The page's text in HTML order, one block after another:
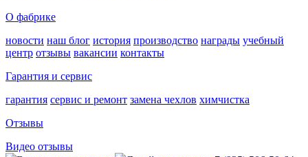
О фабрике
новости наш блог история производство награды учебный
центр отзывы вакансии контакты
Гарантия и сервис
гарантия сервис и ремонт замена чехлов химчистка
Отзывы
Видео отзывы